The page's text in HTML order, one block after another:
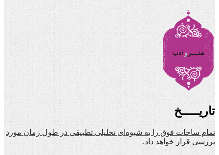
تاریـــــخ
تمام ساحات فوق را به شیوه‌ای تحلیلی تطبیقی در طول زمان مورد
بررسی قرار خواهد داد.